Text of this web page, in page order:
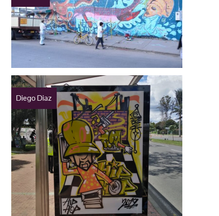
Diego Diaz